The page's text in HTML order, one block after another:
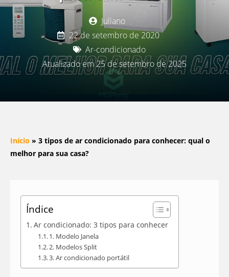
Juliano
22 de setembro de 2020
Ar-condicionado
Atualizado em 25 de setembro de 2025
Início » 3 tipos de ar condicionado para conhecer: qual o
melhor para sua casa?
Índice
Ar condicionado: 3 tipos para conhecer
1. Modelo Janela
2. Modelos Split
3. Ar condicionado portátil